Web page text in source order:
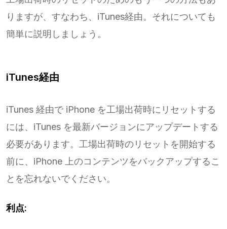
りますが、すなわち、iTunes経由。それについても
簡単に説明しましょう。
iTunes経由
iTunes 経由で iPhone を工場出荷時にリセットする
には、iTunes を最新バージョンにアップデートする
必要があります。工場出荷時のリセットを開始する
前に、iPhone 上のコンテンツをバックアップするこ
とを忘れないでください。
利点: